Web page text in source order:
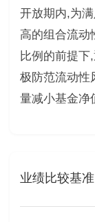
开放期内,为
高的组合流动
比例的前提
极防范流动性
量减小基金净
业绩比较基准